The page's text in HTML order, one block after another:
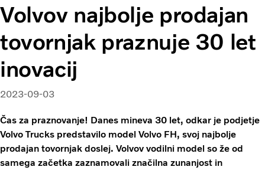
Prevozne rešitve
Tovorna vozila
Storitve
Iskalnik servisov
Novice
O nas
Obrnite se na nas
Volvov najbolje prodajan
tovornjak praznuje 30 let
inovacij
2023-09-03
Čas za praznovanje! Danes mineva 30 let, odkar je podjetje
Volvo Trucks predstavilo model Volvo FH, svoj najbolje
prodajan tovornjak doslej. Volvov vodilni model so že od
samega začetka zaznamovali značilna zunanjost in